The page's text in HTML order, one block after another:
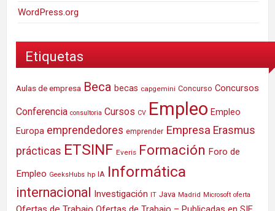
WordPress.org
Etiquetas
Aulas de empresa Beca becas capgemini Concurso Concursos
Conferencia consultoria Cursos CV Empleo Empleo
Europa emprendedores emprender Empresa Erasmus
prácticas ETSINF Everis Formación Foro de
Empleo GeeksHubs hp IA Informática
internacional Investigación IT Java Madrid Microsoft oferta